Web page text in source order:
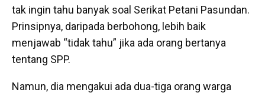
tak ingin tahu banyak soal Serikat Petani Pasundan.
Prinsipnya, daripada berbohong, lebih baik
menjawab “tidak tahu” jika ada orang bertanya
tentang SPP.
Namun, dia mengakui ada dua-tiga orang warga